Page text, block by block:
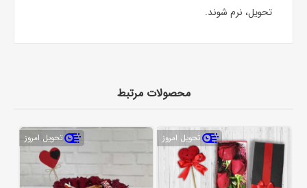
تحویل، نرم شوند.
محصولات مرتبط
تحویل امروز تحویل امروز